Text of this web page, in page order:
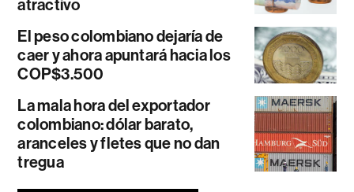
atractivo
El peso colombiano dejaría de
caer y ahora apuntará hacia los
COP$3.500
La mala hora del exportador
colombiano: dólar barato,
aranceles y fletes que no dan
tregua